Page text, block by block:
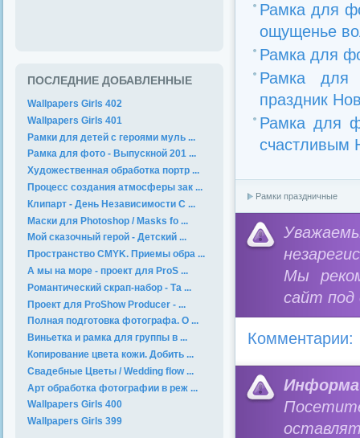
Рамка для
ощущенье
Рамка для
Рамка для
праздник
Рамка для
счастливым
Рамки праздничные
Мы
сайт под
Комментарии:
ПОСЛЕДНИЕ ДОБАВЛЕННЫЕ
Wallpapers Girls 402
Wallpapers Girls 401
Рамки для детей с героями муль ...
Рамка для фото - Выпускной 201 ...
Художественная обработка портр ...
Процесс создания атмосферы зак ...
Клипарт - День Независимости С ...
Маски для Photoshop / Masks fo ...
Мой сказочный герой - Детский ...
Пространство CMYK. Приемы обра ...
А мы на море - проект для ProS ...
Романтический скрап-набор - Та ...
Проект для ProShow Producer - ...
Полная подготовка фотографа. О ...
Виньетка и рамка для группы в ...
Копирование цвета кожи. Добить ...
Свадебные Цветы / Wedding flow ...
Арт обработка фотографии в реж ...
Wallpapers Girls 400
Wallpapers Girls 399